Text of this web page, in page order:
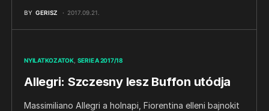
BY GERISZ 2017.09.21.
NYILATKOZATOK SERIE A 2017/18
Allegri: Szczesny lesz Buffon utódja
Massimiliano Allegri a holnapi, Fiorentina elleni bajnokit